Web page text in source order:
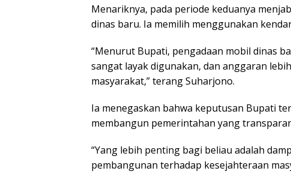
Menariknya, pada periode keduanya
dinas baru. Ia memilih menggunakan
“Menurut Bupati, pengadaan mobil dinas
sangat layak digunakan, dan anggaran
masyarakat,” terang Suharjono.
Ia menegaskan bahwa keputusan Bupati
membangun pemerintahan yang
“Yang lebih penting bagi beliau adalah
pembangunan terhadap kesejahteraan